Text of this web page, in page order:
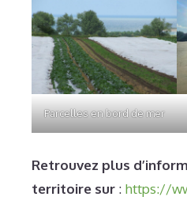
Parcelles en bord de mer
Retrouvez plus
territoire sur : https://